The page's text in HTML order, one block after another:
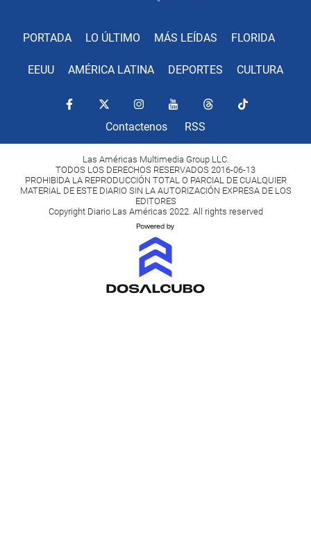
PORTADA LO ÚLTIMO MÁS LEÍDAS FLORIDA
EEUU AMÉRICA LATINA DEPORTES CULTURA
Contactenos RSS
Las Américas Multimedia Group LLC.
TODOS LOS DERECHOS RESERVADOS 2016-06-13
PROHIBIDA LA REPRODUCCIÓN TOTAL O PARCIAL DE CUALQUIER
MATERIAL DE ESTE DIARIO SIN LA AUTORIZACIÓN EXPRESA DE LOS
EDITORES
Copyright Diario Las Américas 2022. All rights reserved